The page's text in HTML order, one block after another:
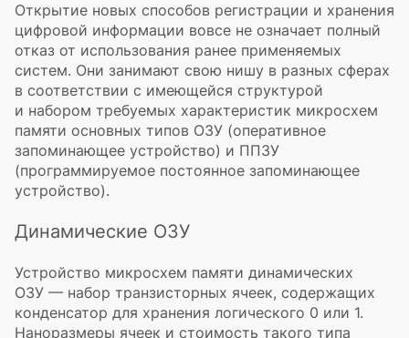
Открытие новых способов регистрации и хранения
цифровой информации вовсе не означает полный
отказ от использования ранее применяемых
систем. Они занимают свою нишу в разных сферах
в соответствии с имеющейся структурой
и набором требуемых характеристик микросхем
памяти основных типов ОЗУ (оперативное
запоминающее устройство) и ППЗУ
(программируемое постоянное запоминающее
устройство).
Динамические ОЗУ
Устройство микросхем памяти динамических
ОЗУ — набор транзисторных ячеек, содержащих
конденсатор для хранения логического 0 или 1.
Наноразмеры ячеек и стоимость такого типа